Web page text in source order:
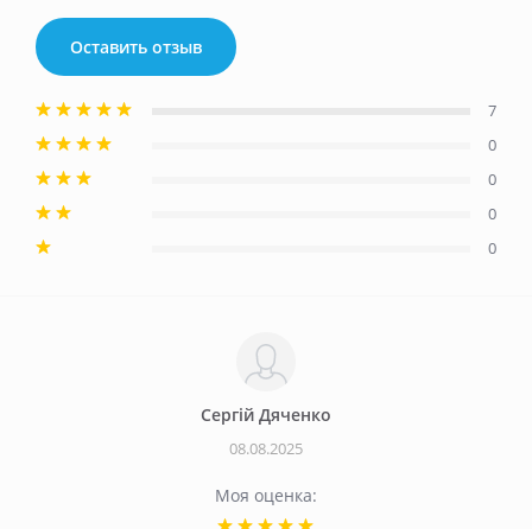
Оставить отзыв
7
0
0
0
0
Сергій Дяченко
08.08.2025
Моя оценка: